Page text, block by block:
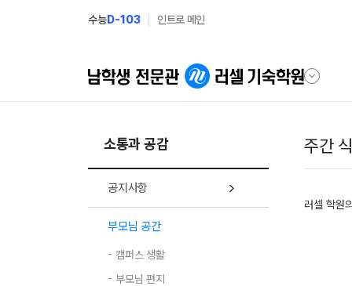
수능D-103 인트로 메인
소통과 공감
공지사항
부모님 공간
캠퍼스 생활
부모님 편지
주간
러셀 학원